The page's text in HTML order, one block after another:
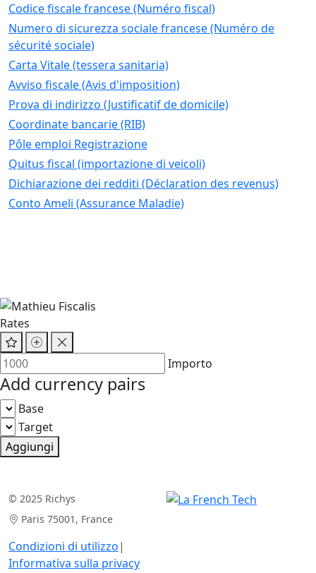
Codice fiscale francese (Numéro fiscal)
Numero di sicurezza sociale francese (Numéro de
sécurité sociale)
Carta Vitale (tessera sanitaria)
Avviso fiscale (Avis d'imposition)
Prova di indirizzo (Justificatif de domicile)
Coordinate bancarie (RIB)
Pôle emploi Registrazione
Quitus fiscal (importazione di veicoli)
Dichiarazione dei redditi (Déclaration des revenus)
Conto Ameli (Assurance Maladie)
Rates
Importo
Add currency pairs
Base
Target
Aggiungi
© 2025 Richys
Paris 75001, France
Condizioni di utilizzo|
Informativa sulla privacy